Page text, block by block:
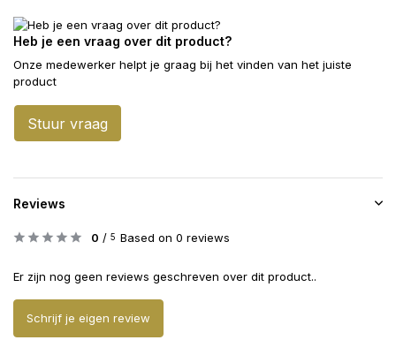
Heb je een vraag over dit product?
Onze medewerker helpt je graag bij het vinden van het juiste
product
Stuur vraag
Reviews
0 / 5 Based on 0 reviews
Er zijn nog geen reviews geschreven over dit product..
Schrijf je eigen review